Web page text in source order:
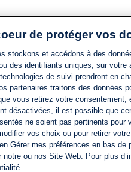
de protéger vos
stockons et accédons à des
des identifiants uniques, sur votre
de suivi prendront en
partenaires traitons des données
vous retirez votre consentement,
désactivées, il est possible que
ne soient pas pertinents pour
vos choix ou pour retirer
Gérer mes préférences en bas de
ou nos Site Web. Pour plus